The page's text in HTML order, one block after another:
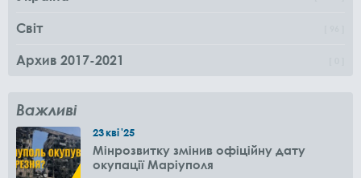
Світ
Архив 2017-2021
Важливі
23кві'25
Мінрозвитку змінив офіційну дату
окупації Маріуполя